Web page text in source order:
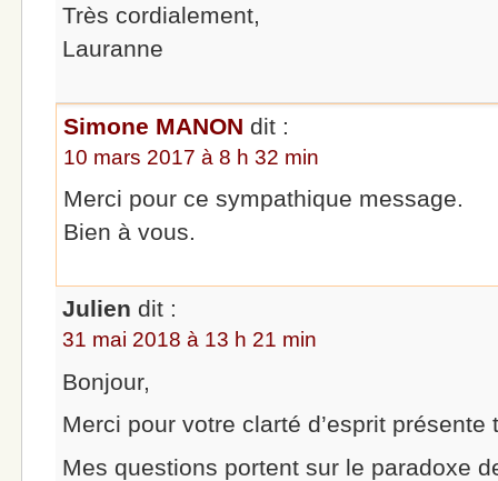
Très cordialement,
Lauranne
Simone MANON dit :
10 mars 2017 à 8 h 32 min
Merci pour ce sympathique message.
Bien à vous.
Julien dit :
31 mai 2018 à 13 h 21 min
Bonjour,
Merci pour votre clarté d’esprit
Mes questions portent sur le paradoxe